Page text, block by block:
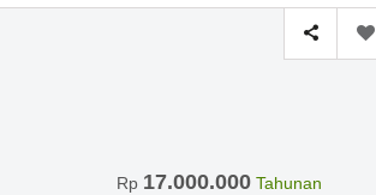
Rp 17.000.000 Tahunan